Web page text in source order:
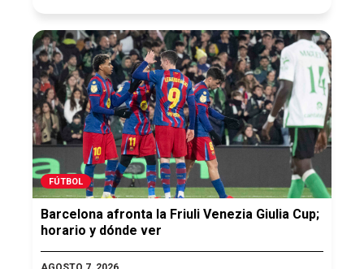
FÚTBOL
Barcelona afronta la Friuli Venezia Giulia Cup;
horario y dónde ver